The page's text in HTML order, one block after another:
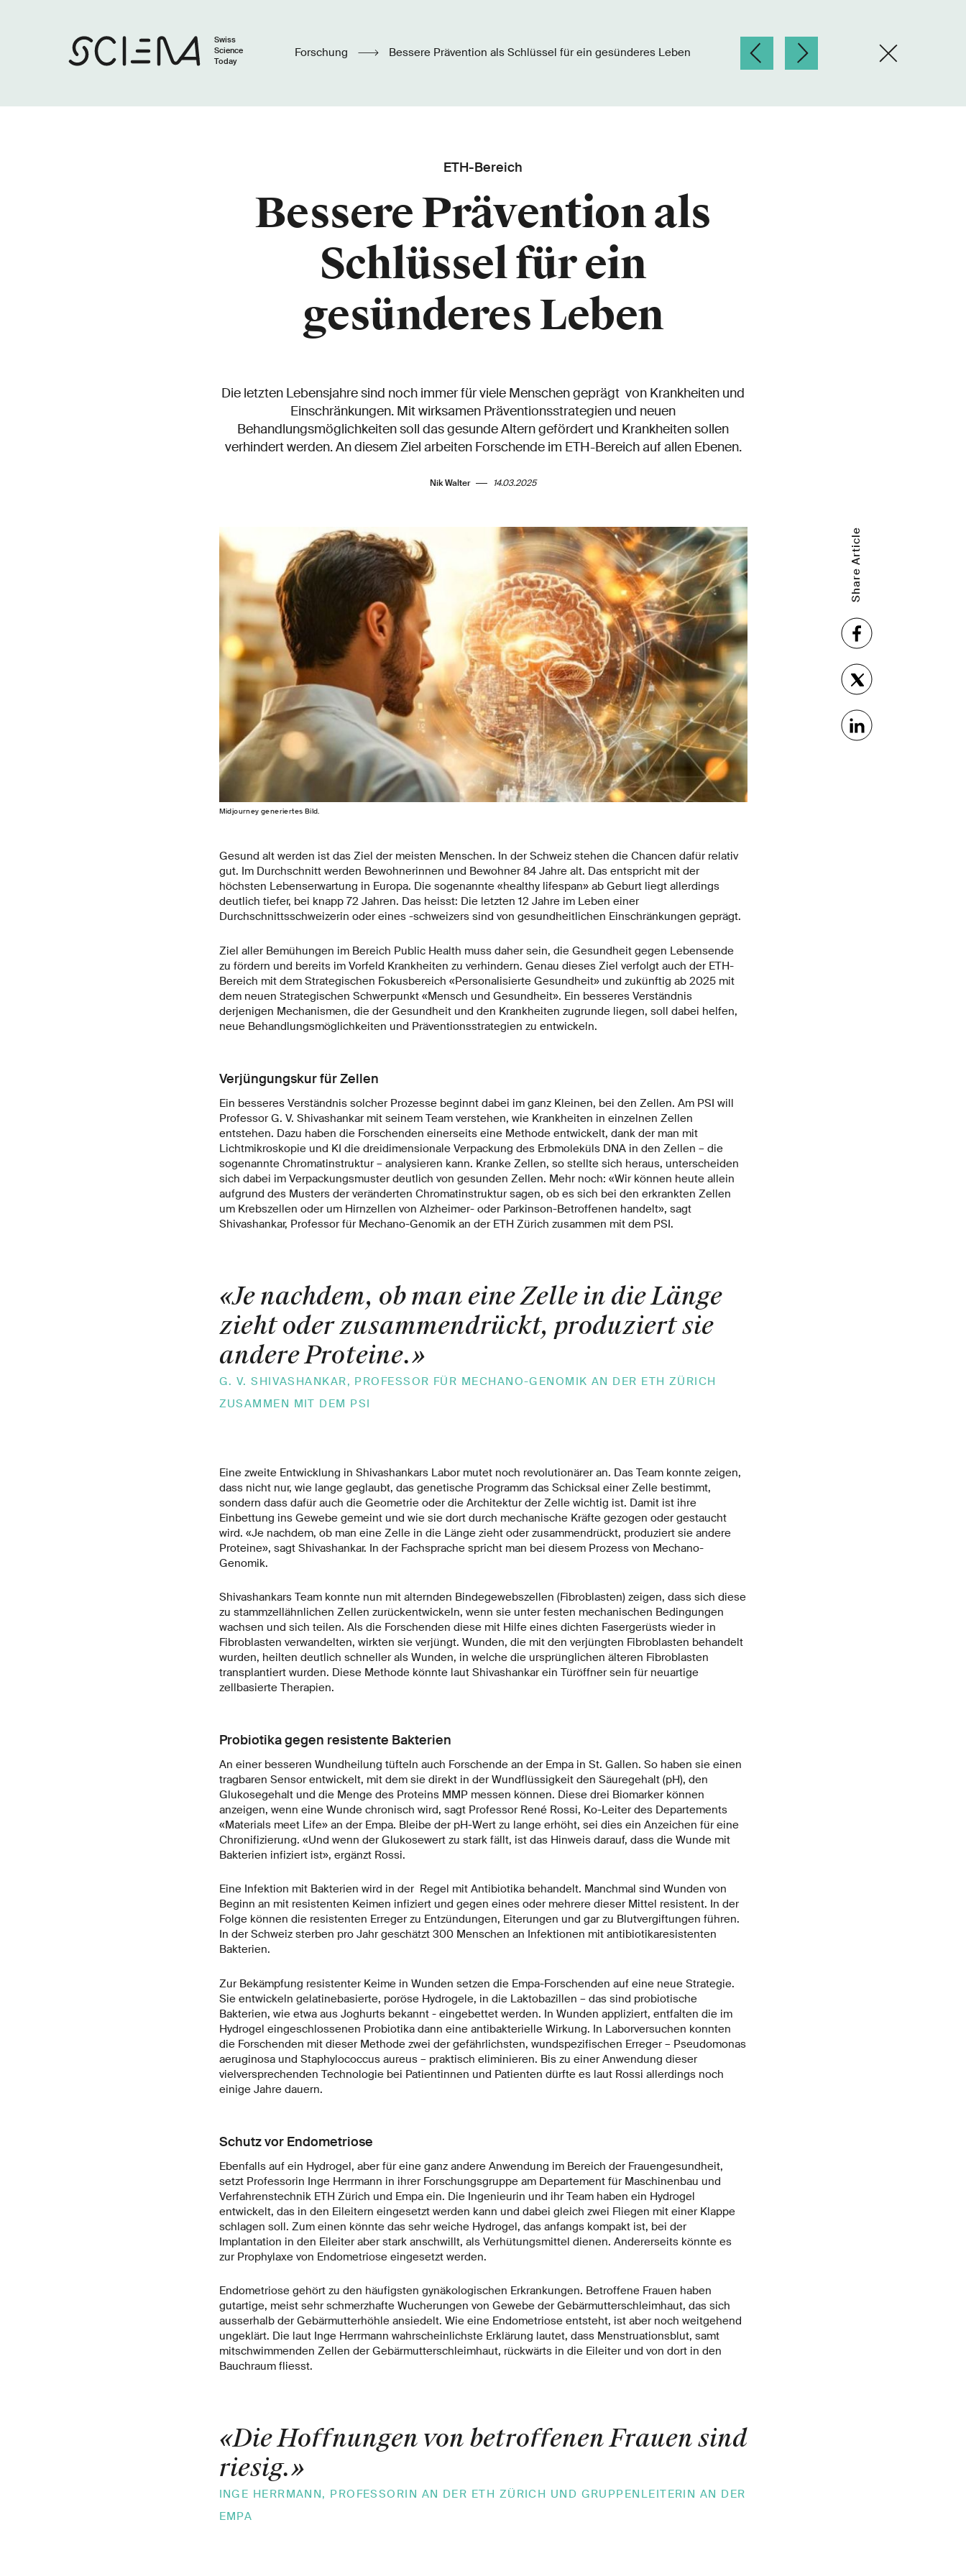
Swiss
Science
Today
Forschung Bessere Prävention als Schlüssel für ein gesünderes Leben
ETH-Bereich
Bessere Prävention als
Schlüssel für ein
gesünderes Leben
Die letzten Lebensjahre sind noch immer für viele Menschen geprägt von Krankheiten und
Einschränkungen. Mit wirksamen Präventionsstrategien und neuen
Behandlungsmöglichkeiten soll das gesunde Altern gefördert und Krankheiten sollen
verhindert werden. An diesem Ziel arbeiten Forschende im ETH-Bereich auf allen Ebenen.
Nik Walter 14.03.2025
Midjourney generiertes Bild.
Share Article
Gesund alt werden ist das Ziel der meisten Menschen. In der Schweiz stehen die Chancen dafür relativ
gut. Im Durchschnitt werden Bewohnerinnen und Bewohner 84 Jahre alt. Das entspricht mit der
höchsten Lebenserwartung in Europa. Die sogenannte «healthy lifespan» ab Geburt liegt allerdings
deutlich tiefer, bei knapp 72 Jahren. Das heisst: Die letzten 12 Jahre im Leben einer
Durchschnittsschweizerin oder eines -schweizers sind von gesundheitlichen Einschränkungen geprägt.
Ziel aller Bemühungen im Bereich Public Health muss daher sein, die Gesundheit gegen Lebensende
zu fördern und bereits im Vorfeld Krankheiten zu verhindern. Genau dieses Ziel verfolgt auch der ETH-
Bereich mit dem Strategischen Fokusbereich «Personalisierte Gesundheit» und zukünftig ab 2025 mit
dem neuen Strategischen Schwerpunkt «Mensch und Gesundheit». Ein besseres Verständnis
derjenigen Mechanismen, die der Gesundheit und den Krankheiten zugrunde liegen, soll dabei helfen,
neue Behandlungsmöglichkeiten und Präventionsstrategien zu entwickeln.
Verjüngungskur für Zellen
Ein besseres Verständnis solcher Prozesse beginnt dabei im ganz Kleinen, bei den Zellen. Am PSI will
Professor G. V. Shivashankar mit seinem Team verstehen, wie Krankheiten in einzelnen Zellen
entstehen. Dazu haben die Forschenden einerseits eine Methode entwickelt, dank der man mit
Lichtmikroskopie und KI die dreidimensionale Verpackung des Erbmoleküls DNA in den Zellen – die
sogenannte Chromatinstruktur – analysieren kann. Kranke Zellen, so stellte sich heraus, unterscheiden
sich dabei im Verpackungsmuster deutlich von gesunden Zellen. Mehr noch: «Wir können heute allein
aufgrund des Musters der veränderten Chromatinstruktur sagen, ob es sich bei den erkrankten Zellen
um Krebszellen oder um Hirnzellen von Alzheimer- oder Parkinson-Betroffenen handelt», sagt
Shivashankar, Professor für Mechano-Genomik an der ETH Zürich zusammen mit dem PSI.
«Je nachdem, ob man eine Zelle in die Länge
zieht oder zusammendrückt, produziert sie
andere Proteine.»
G. V. SHIVASHANKAR, PROFESSOR FÜR MECHANO-GENOMIK AN DER ETH ZÜRICH
ZUSAMMEN MIT DEM PSI
Eine zweite Entwicklung in Shivashankars Labor mutet noch revolutionärer an. Das Team konnte zeigen,
dass nicht nur, wie lange geglaubt, das genetische Programm das Schicksal einer Zelle bestimmt,
sondern dass dafür auch die Geometrie oder die Architektur der Zelle wichtig ist. Damit ist ihre
Einbettung ins Gewebe gemeint und wie sie dort durch mechanische Kräfte gezogen oder gestaucht
wird. «Je nachdem, ob man eine Zelle in die Länge zieht oder zusammendrückt, produziert sie andere
Proteine», sagt Shivashankar. In der Fachsprache spricht man bei diesem Prozess von Mechano-
Genomik.
Shivashankars Team konnte nun mit alternden Bindegewebszellen (Fibroblasten) zeigen, dass sich diese
zu stammzellähnlichen Zellen zurückentwickeln, wenn sie unter festen mechanischen Bedingungen
wachsen und sich teilen. Als die Forschenden diese mit Hilfe eines dichten Fasergerüsts wieder in
Fibroblasten verwandelten, wirkten sie verjüngt. Wunden, die mit den verjüngten Fibroblasten behandelt
wurden, heilten deutlich schneller als Wunden, in welche die ursprünglichen älteren Fibroblasten
transplantiert wurden. Diese Methode könnte laut Shivashankar ein Türöffner sein für neuartige
zellbasierte Therapien.
Probiotika gegen resistente Bakterien
An einer besseren Wundheilung tüfteln auch Forschende an der Empa in St. Gallen. So haben sie einen
tragbaren Sensor entwickelt, mit dem sie direkt in der Wundflüssigkeit den Säuregehalt (pH), den
Glukosegehalt und die Menge des Proteins MMP messen können. Diese drei Biomarker können
anzeigen, wenn eine Wunde chronisch wird, sagt Professor René Rossi, Ko-Leiter des Departements
«Materials meet Life» an der Empa. Bleibe der pH-Wert zu lange erhöht, sei dies ein Anzeichen für eine
Chronifizierung. «Und wenn der Glukosewert zu stark fällt, ist das Hinweis darauf, dass die Wunde mit
Bakterien infiziert ist», ergänzt Rossi.
Eine Infektion mit Bakterien wird in der Regel mit Antibiotika behandelt. Manchmal sind Wunden von
Beginn an mit resistenten Keimen infiziert und gegen eines oder mehrere dieser Mittel resistent. In der
Folge können die resistenten Erreger zu Entzündungen, Eiterungen und gar zu Blutvergiftungen führen.
In der Schweiz sterben pro Jahr geschätzt 300 Menschen an Infektionen mit antibiotikaresistenten
Bakterien.
Zur Bekämpfung resistenter Keime in Wunden setzen die Empa-Forschenden auf eine neue Strategie.
Sie entwickeln gelatinebasierte, poröse Hydrogele, in die Laktobazillen – das sind probiotische
Bakterien, wie etwa aus Joghurts bekannt - eingebettet werden. In Wunden appliziert, entfalten die im
Hydrogel eingeschlossenen Probiotika dann eine antibakterielle Wirkung. In Laborversuchen konnten
die Forschenden mit dieser Methode zwei der gefährlichsten, wundspezifischen Erreger – Pseudomonas
aeruginosa und Staphylococcus aureus – praktisch eliminieren. Bis zu einer Anwendung dieser
vielversprechenden Technologie bei Patientinnen und Patienten dürfte es laut Rossi allerdings noch
einige Jahre dauern.
Schutz vor Endometriose
Ebenfalls auf ein Hydrogel, aber für eine ganz andere Anwendung im Bereich der Frauengesundheit,
setzt Professorin Inge Herrmann in ihrer Forschungsgruppe am Departement für Maschinenbau und
Verfahrenstechnik ETH Zürich und Empa ein. Die Ingenieurin und ihr Team haben ein Hydrogel
entwickelt, das in den Eileitern eingesetzt werden kann und dabei gleich zwei Fliegen mit einer Klappe
schlagen soll. Zum einen könnte das sehr weiche Hydrogel, das anfangs kompakt ist, bei der
Implantation in den Eileiter aber stark anschwillt, als Verhütungsmittel dienen. Andererseits könnte es
zur Prophylaxe von Endometriose eingesetzt werden.
Endometriose gehört zu den häufigsten gynäkologischen Erkrankungen. Betroffene Frauen haben
gutartige, meist sehr schmerzhafte Wucherungen von Gewebe der Gebärmutterschleimhaut, das sich
ausserhalb der Gebärmutterhöhle ansiedelt. Wie eine Endometriose entsteht, ist aber noch weitgehend
ungeklärt. Die laut Inge Herrmann wahrscheinlichste Erklärung lautet, dass Menstruationsblut, samt
mitschwimmenden Zellen der Gebärmutterschleimhaut, rückwärts in die Eileiter und von dort in den
Bauchraum fliesst.
«Die Hoffnungen von betroffenen Frauen sind
riesig.»
INGE HERRMANN, PROFESSORIN AN DER ETH ZÜRICH UND GRUPPENLEITERIN AN DER
EMPA